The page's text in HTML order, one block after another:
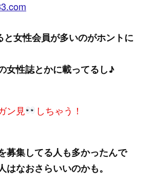
女性会員が多いのがホントに
女性誌とかに載ってるし♪
ン見
しちゃう！
募集してる人も多かったんで
はなおさらいいのかも。